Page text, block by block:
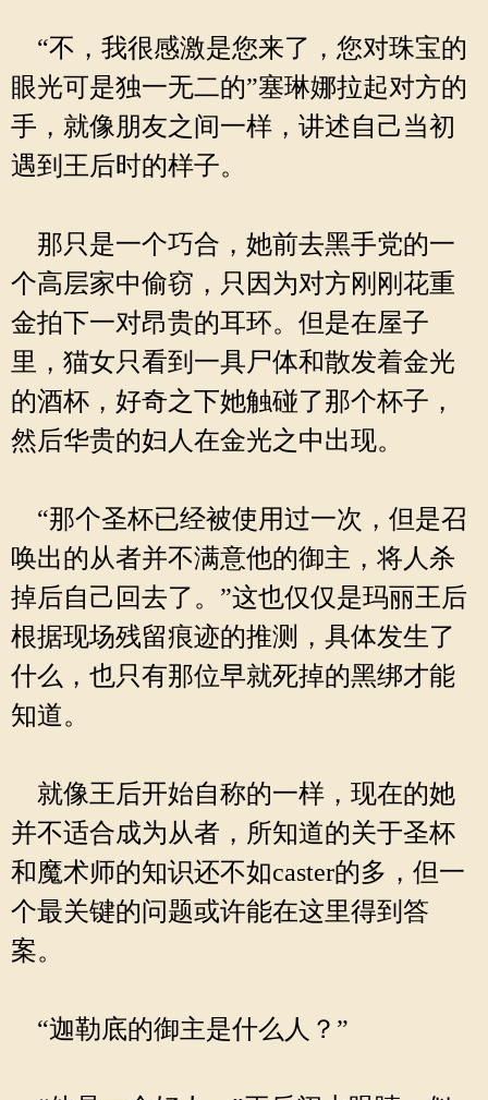
“不，我很感激是您来了，您对珠宝的
眼光可是独一无二的”塞琳娜拉起对方的
手，就像朋友之间一样，讲述自己当初
遇到王后时的样子。
那只是一个巧合，她前去黑手党的一
个高层家中偷窃，只因为对方刚刚花重
金拍下一对昂贵的耳环。但是在屋子
里，猫女只看到一具尸体和散发着金光
的酒杯，好奇之下她触碰了那个杯子，
然后华贵的妇人在金光之中出现。
“那个圣杯已经被使用过一次，但是召
唤出的从者并不满意他的御主，将人杀
掉后自己回去了。”这也仅仅是玛丽王后
根据现场残留痕迹的推测，具体发生了
什么，也只有那位早就死掉的黑绑才能
知道。
就像王后开始自称的一样，现在的她
并不适合成为从者，所知道的关于圣杯
和魔术师的知识还不如caster的多，但一
个最关键的问题或许能在这里得到答
案。
“迦勒底的御主是什么人？”